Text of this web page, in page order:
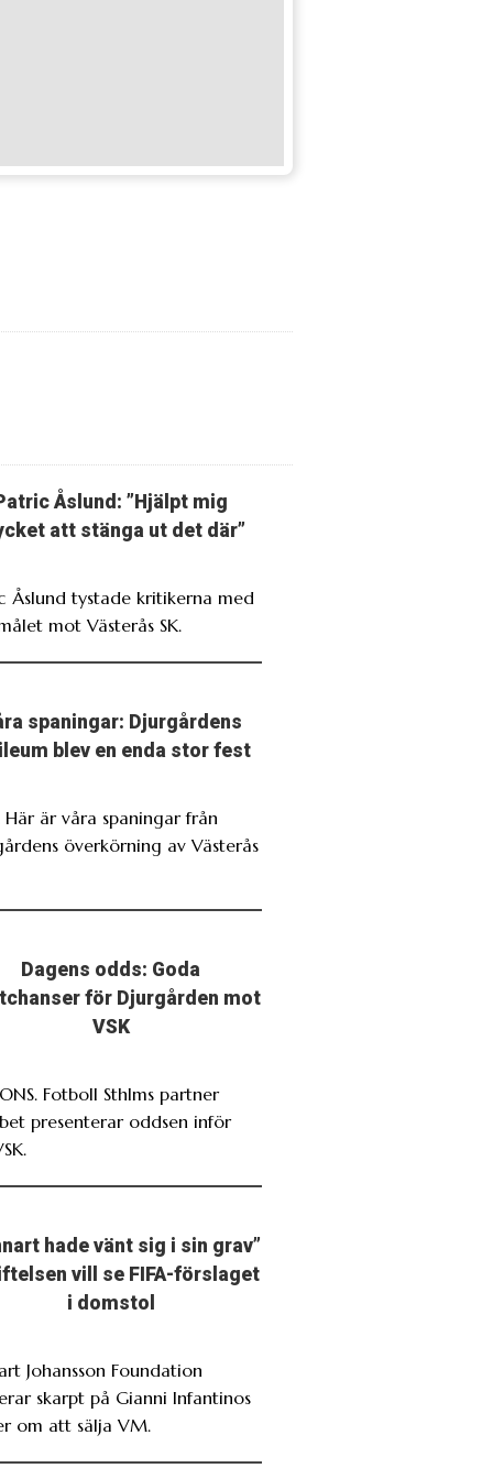
Åslund: ”Hjälpt mig
att stänga ut det där”
Åslund tystade kritikerna med
mot Västerås SK.
spaningar: Djurgårdens
blev en enda stor fest
Här är våra spaningar från
överkörning av Västerås
Dagens odds: Goda
för Djurgården mot
VSK
Fotboll Sthlms partner
presenterar oddsen inför
hade vänt sig i sin grav”
vill se FIFA-förslaget
i domstol
Johansson Foundation
skarpt på Gianni Infantinos
om att sälja VM.